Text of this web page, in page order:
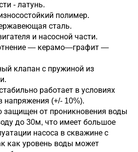
- латунь.
полимер.
сталь.
и насосной части.
— керамо—графит —
клапан с пружиной из
работает в условиях
напряжения (+/- 10%).
защищен от проникновения воды
до 30м, что имеет большое
насоса в скважине с
как уровень воды может